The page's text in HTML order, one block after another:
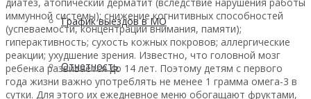
График выездов в МО
Отчетность
иммунной системы); снижение когнитивных способностей
(успеваемости, концентрации внимания, памяти);
гиперактивность; сухость кожных покровов; аллергические
реакции; ухудшение зрения. Известно, что головной мозг
ребенка развивается до 14 лет. Поэтому детям с первого
года жизни важно употреблять не менее 1 грамма омега-3 в
сутки. Для этого их ежедневное меню обогащают фруктами,